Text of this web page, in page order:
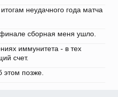
неудачного года матча
сборная меня ушло.
иммунитета - в тех
счет.
этом позже.